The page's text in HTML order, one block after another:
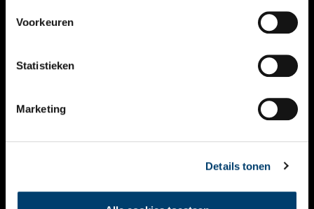
Voorkeuren
Statistieken
Marketing
Details tonen
KALENDER
THEMA’S
VIDEO’S
CONTACT